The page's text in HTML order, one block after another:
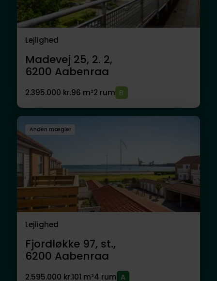
Lejlighed
Madevej 25, 2. 2,
6200 Aabenraa
2.395.000 kr.96 m²2 rum
Anden mægler
Lejlighed
Fjordløkke 97, st.,
6200 Aabenraa
2.595.000 kr.101 m²4 rum